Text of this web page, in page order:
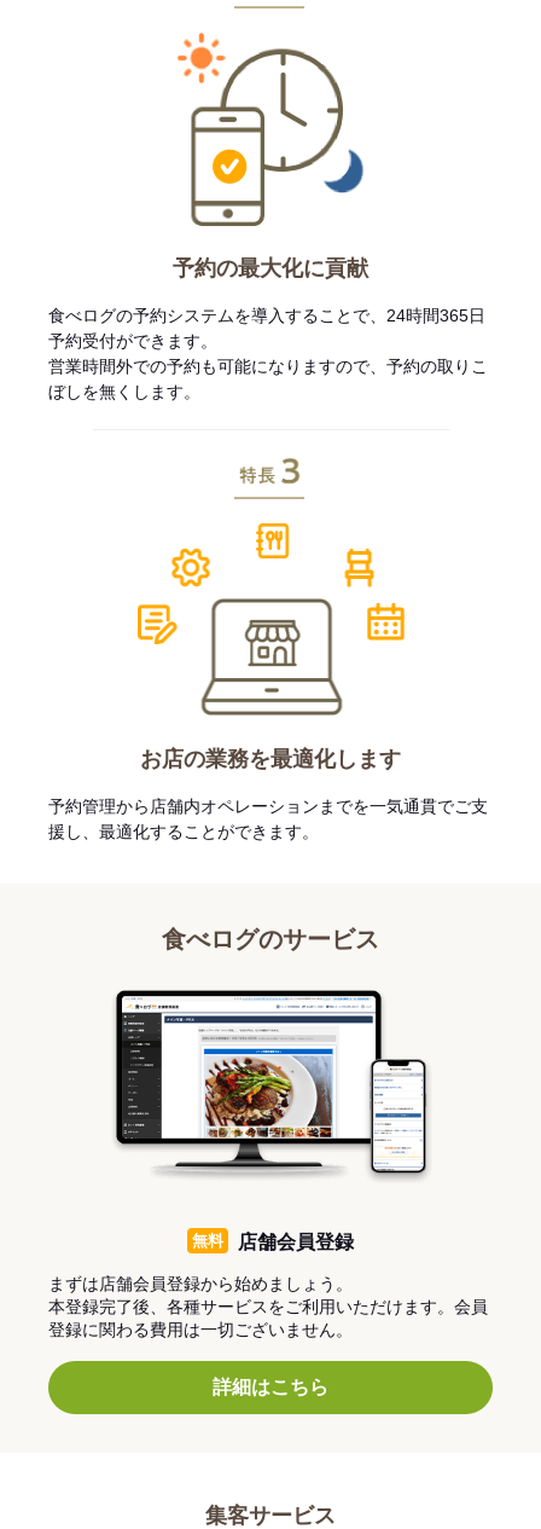
予約の最大化に貢献
食べログの予約システムを導入することで、24時間365日
予約受付ができます。
営業時間外での予約も可能になりますので、予約の取りこ
ぼしを無くします。
お店の業務を最適化します
予約管理から店舗内オペレーションまでを一気通貫でご支
援し、最適化することができます。
食べログのサービス
無料 店舗会員登録
まずは店舗会員登録から始めましょう。
本登録完了後、各種サービスをご利用いただけます。会員
登録に関わる費用は一切ございません。
詳細はこちら
集客サービス